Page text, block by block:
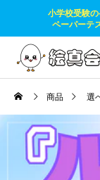
小学校受験
ペーパーテ
商品 選